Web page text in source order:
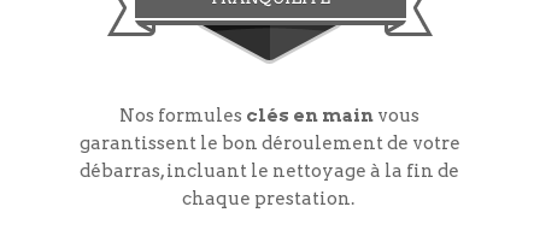
Nos formules clés en main vous
garantissent le bon déroulement de votre
débarras, incluant le nettoyage à la fin de
chaque prestation.